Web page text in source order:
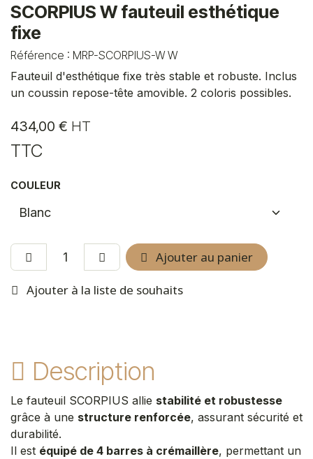
SCORPIUS W fauteuil esthétique
fixe
Référence : MRP-SCORPIUS-W W
Fauteuil d'esthétique fixe très stable et robuste. Inclus
un coussin repose-tête amovible. 2 coloris possibles.
434,00 € HT
TTC
COULEUR
Ajouter au panier
Ajouter à la liste de souhaits
Description
Le fauteuil SCORPIUS allie stabilité et robustesse
grâce à une structure renforcée, assurant sécurité et
durabilité.
Il est équipé de 4 barres à crémaillère, permettant un